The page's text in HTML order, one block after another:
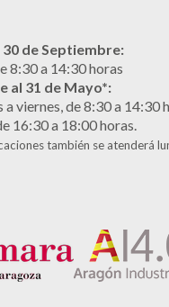
30 de Septiembre:
8:30 a 14:30 horas
al 31 de Mayo*:
a viernes, de 8:30 a 14:30
16:30 a 18:00 horas.
también se atenderá